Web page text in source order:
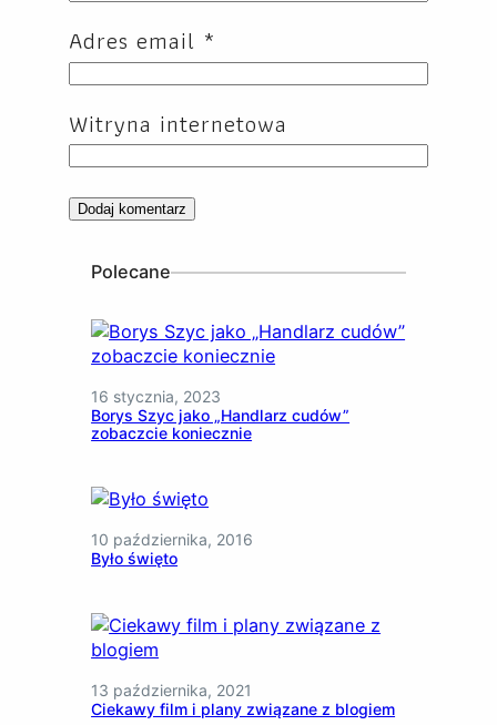
Adres email *
Witryna internetowa
Polecane
16 stycznia, 2023
Borys Szyc jako „Handlarz cudów”
zobaczcie koniecznie
10 października, 2016
Było święto
13 października, 2021
Ciekawy film i plany związane z blogiem